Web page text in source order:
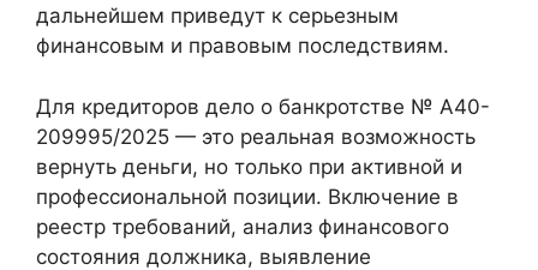
дальнейшем приведут к серьезным
финансовым и правовым последствиям.
Для кредиторов дело о банкротстве № А40-
209995/2025 — это реальная возможность
вернуть деньги, но только при активной и
профессиональной позиции. Включение в
реестр требований, анализ финансового
состояния должника, выявление